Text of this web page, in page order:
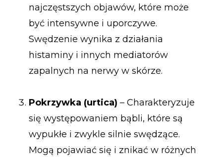
najczęstszych objawów, które może
być intensywne i uporczywe.
Swędzenie wynika z działania
histaminy i innych mediatorów
zapalnych na nerwy w skórze.
Pokrzywka (urtica) – Charakteryzuje
się występowaniem bąbli, które są
wypukłe i zwykle silnie swędzące.
Mogą pojawiać się i znikać w różnych